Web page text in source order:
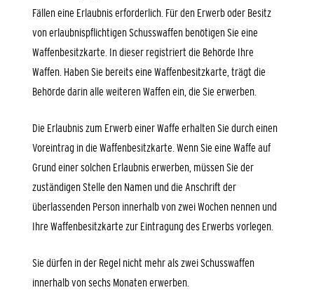
Fällen eine Erlaubnis erforderlich. Für den Erwerb oder Besitz
von erlaubnispflichtigen Schusswaffen benötigen Sie eine
Waffenbesitzkarte. In dieser registriert die Behörde Ihre
Waffen. Haben Sie bereits eine Waffenbesitzkarte, trägt die
Behörde darin alle weiteren Waffen ein, die Sie erwerben.
Die Erlaubnis zum Erwerb einer Waffe erhalten Sie durch einen
Voreintrag in die Waffenbesitzkarte. Wenn Sie eine Waffe auf
Grund einer solchen Erlaubnis erwerben, müssen Sie der
zuständigen Stelle den Namen und die Anschrift der
überlassenden Person innerhalb von zwei Wochen nennen und
Ihre Waffenbesitzkarte zur Eintragung des Erwerbs vorlegen.
Sie dürfen in der Regel nicht mehr als zwei Schusswaffen
innerhalb von sechs Monaten erwerben.